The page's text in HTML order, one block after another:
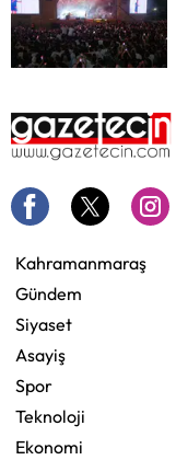
Kahramanmaraş
Gündem
Siyaset
Asayiş
Spor
Teknoloji
Ekonomi